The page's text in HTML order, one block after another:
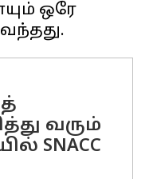
ஒரே
வரும்
SNACC